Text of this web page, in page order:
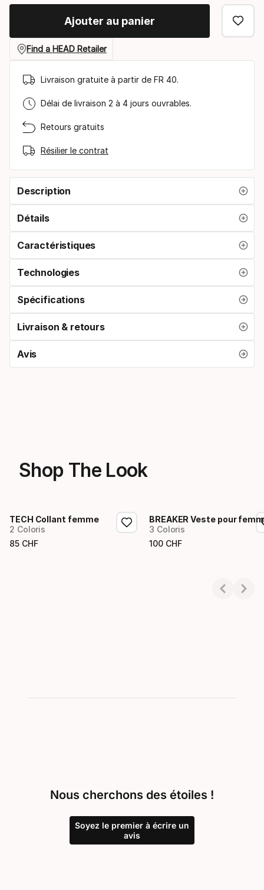
de
Ajouter au panier
Find a HEAD Retailer
Livraison gratuite à partir de FR 40.
Délai de livraison 2 à 4 jours ouvrables.
Retours gratuits
Résilier le contrat
Description
Détails
Caractéristiques
Technologies
Spécifications
Livraison & retours
Avis
Shop The Look
TECH Collant femme
2 Coloris
85 CHF
Prix final
BREAKER Veste pour
3 Coloris
100 CHF
Prix final
Nous cherchons des étoiles !
Soyez le premier à écrire un
avis